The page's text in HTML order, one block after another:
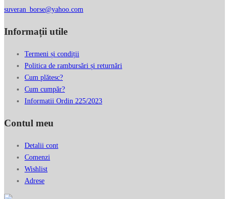
suveran_borse@yahoo.com
Informații utile
Termeni și condiții
Politica de rambursări și returnări
Cum plătesc?
Cum cumpăr?
Informatii Ordin 225/2023
Contul meu
Detalii cont
Comenzi
Wishlist
Adrese